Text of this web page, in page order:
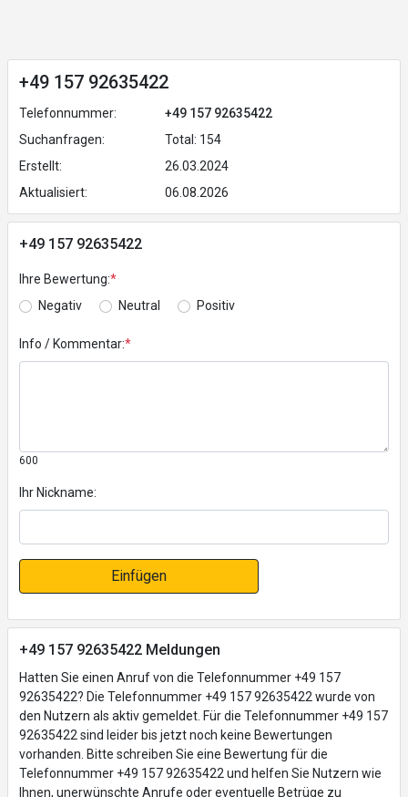
+49 157 92635422
Telefonnummer:
+49 157 92635422
Suchanfragen:
Total: 154
Erstellt:
26.03.2024
Aktualisiert:
06.08.2026
+49 157 92635422
Ihre Bewertung:*
Negativ
Neutral Positiv
Info / Kommentar:*
600
Ihr Nickname:
Einfügen
+49 157 92635422 Meldungen
Hatten Sie einen Anruf von die Telefonnummer +49 157
92635422? Die Telefonnummer +49 157 92635422 wurde von
den Nutzern als aktiv gemeldet. Für die Telefonnummer +49 157
92635422 sind leider bis jetzt noch keine Bewertungen
vorhanden. Bitte schreiben Sie eine Bewertung für die
Telefonnummer +49 157 92635422 und helfen Sie Nutzern wie
Ihnen, unerwünschte Anrufe oder eventuelle Betrüge zu